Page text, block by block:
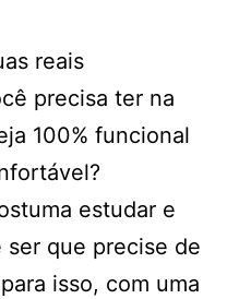
reais
precisa ter na
100% funcional
estudar e
ser que precise de
isso, com uma